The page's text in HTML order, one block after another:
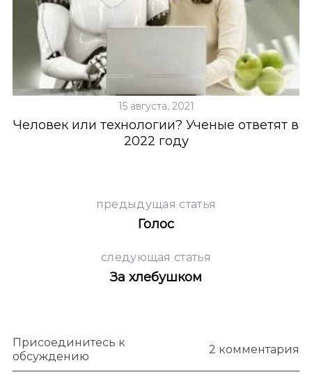
15 августа, 2021
Человек или технологии? Ученые ответят в
2022 году
предыдущая статья
Голос
следующая статья
За хлебушком
Присоединитесь к
обсуждению
2 комментария